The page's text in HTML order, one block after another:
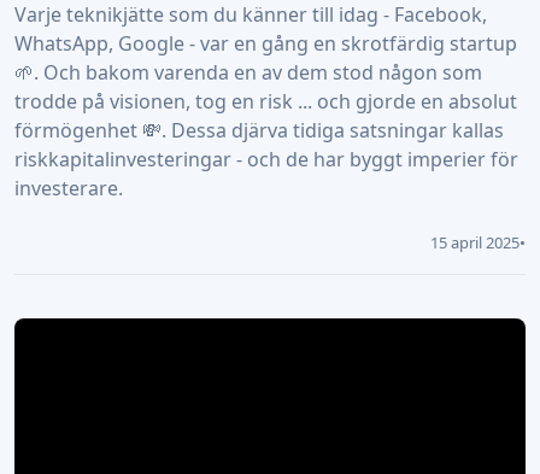
Varje teknikjätte som du känner till idag - Facebook,
WhatsApp, Google - var en gång en skrotfärdig startup
🌱. Och bakom varenda en av dem stod någon som
trodde på visionen, tog en risk ... och gjorde en absolut
förmögenhet 💸. Dessa djärva tidiga satsningar kallas
riskkapitalinvesteringar - och de har byggt imperier för
investerare.
15 april 2025•